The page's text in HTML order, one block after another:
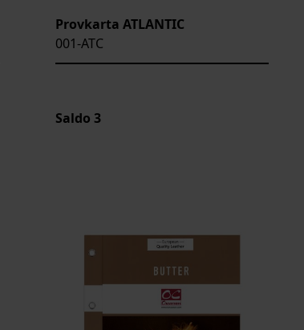
Provkarta ATLANTIC
001-ATC
Saldo 3